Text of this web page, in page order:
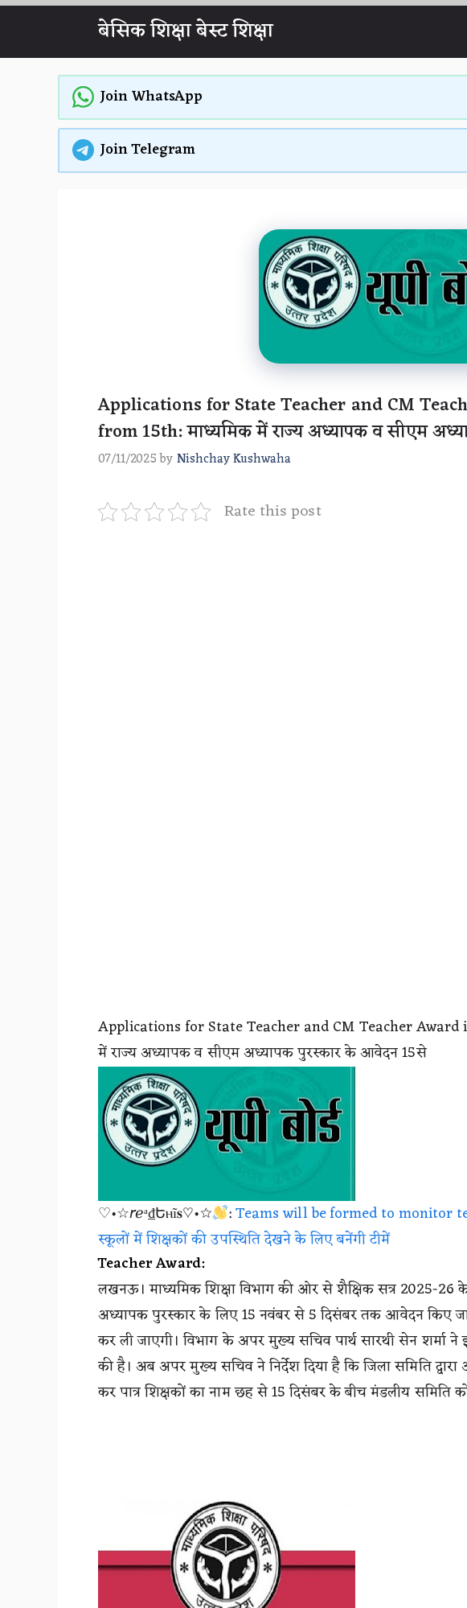
बेसिक शिक्षा बेस्ट शिक्षा
Join WhatsApp
Join Telegram
Applications for State Teacher and CM
from 15th: माध्यमिक में राज्य अध्यापक व सीएम
07/11/2025 byNishchay Kushwaha
Rate this post
Applications for State Teacher and CM Teacher Award
में राज्य अध्यापक व सीएम अध्यापक पुरस्कार के आवेदन 15से
♡•☆𝘳ℯᵃ₫Եⲏĩ𝐬♡•☆ :Teams will be formed to monitor
स्कूलों में शिक्षकों की उपस्थिति देखने के लिए बनेंगी टीमें
Teacher Award:
लखनऊ। माध्यमिक शिक्षा विभाग की ओर से शैक्षिक सत्र 2025-26
अध्यापक पुरस्कार के लिए 15 नवंबर से 5 दिसंबर तक आवेदन किए
कर ली जाएगी। विभाग के अपर मुख्य सचिव पार्थ सारथी सेन शर्मा
की है। अब अपर मुख्य सचिव ने निर्देश दिया है कि जिला समिति
कर पात्र शिक्षकों का नाम छह से 15 दिसंबर के बीच मंडलीय समिति